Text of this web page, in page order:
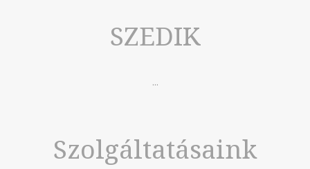
SZEDIK
...
Szolgáltatásaink